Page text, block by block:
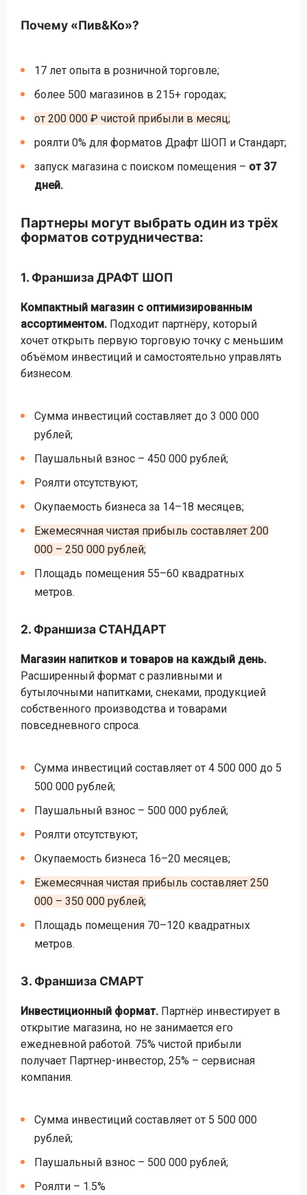
Почему «Пив&Ко»?
17 лет опыта в розничной торговле;
более 500 магазинов в 215+ городах;
от 200 000 ₽ чистой прибыли в месяц;
роялти 0% для форматов Драфт ШОП и Стандарт;
запуск магазина с поиском помещения – от 37
дней.
Партнеры могут выбрать один из трёх
форматов сотрудничества:
1. Франшиза ДРАФТ ШОП
Компактный магазин с оптимизированным
ассортиментом. Подходит партнёру, который
хочет открыть первую торговую точку с меньшим
объёмом инвестиций и самостоятельно управлять
бизнесом.
Сумма инвестиций составляет до 3 000 000
рублей;
Паушальный взнос – 450 000 рублей;
Роялти отсутствуют;
Окупаемость бизнеса за 14–18 месяцев;
Ежемесячная чистая прибыль составляет 200
000 – 250 000 рублей;
Площадь помещения 55–60 квадратных
метров.
2. Франшиза СТАНДАРТ
Магазин напитков и товаров на каждый день.
Расширенный формат с разливными и
бутылочными напитками, снеками, продукцией
собственного производства и товарами
повседневного спроса.
Сумма инвестиций составляет от 4 500 000 до 5
500 000 рублей;
Паушальный взнос – 500 000 рублей;
Роялти отсутствуют;
Окупаемость бизнеса 16–20 месяцев;
Ежемесячная чистая прибыль составляет 250
000 – 350 000 рублей;
Площадь помещения 70–120 квадратных
метров.
3. Франшиза СМАРТ
Инвестиционный формат. Партнёр инвестирует в
открытие магазина, но не занимается его
ежедневной работой. 75% чистой прибыли
получает Партнер-инвестор, 25% – сервисная
компания.
Сумма инвестиций составляет от 5 500 000
рублей;
Паушальный взнос – 500 000 рублей;
Роялти – 1.5%